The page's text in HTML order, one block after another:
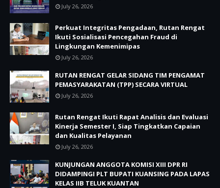
July 26, 2026
Perkuat Integritas Pengadaan, Rutan Rengat
Ikuti Sosialisasi Pencegahan Fraud di
Lingkungan Kemenimipas
July 26, 2026
RUTAN RENGAT GELAR SIDANG TIM PENGAMAT
PEMASYARAKATAN (TPP) SECARA VIRTUAL
July 26, 2026
Rutan Rengat Ikuti Rapat Analisis dan Evaluasi
Kinerja Semester I, Siap Tingkatkan Capaian
dan Kualitas Pelayanan
July 26, 2026
KUNJUNGAN ANGGOTA KOMISI XIII DPR RI
DIDAMPINGI PLT BUPATI KUANSING PADA LAPAS
KELAS IIB TELUK KUANTAN